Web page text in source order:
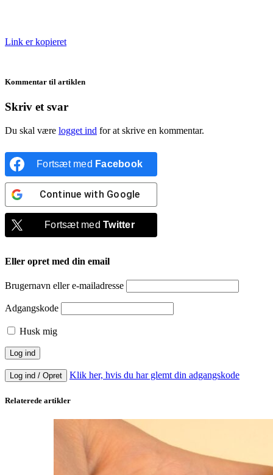
Link er kopieret
Kommentar til artiklen
Skriv et svar
Du skal være logget ind for at skrive en kommentar.
Fortsæt med Facebook
Continue with Google
Fortsæt medTwitter
Eller opret med din email
Brugernavn eller e-mailadresse
Adgangskode
Husk mig
Log ind / Opret Klik her, hvis du har glemt din adgangskode
Relaterede artikler